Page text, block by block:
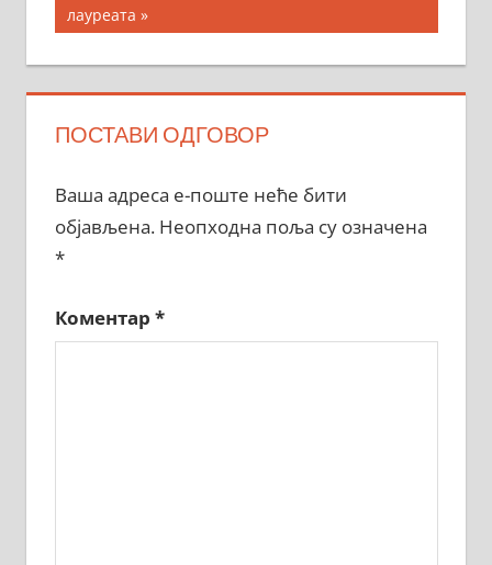
Post:
лауреата
ПОСТАВИ ОДГОВОР
Ваша адреса е-поште неће бити
објављена. Неопходна поља су означена
*
Коментар *